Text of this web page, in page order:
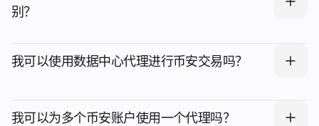
别？
我可以使用数据中心代理进行币安交易吗？
我可以为多个币安账户使用一个代理吗？